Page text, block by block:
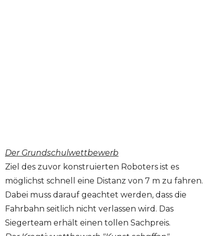
Der Grundschulwettbewerb
Ziel des zuvor konstruierten Roboters ist es
möglichst schnell eine Distanz von 7 m zu fahren.
Dabei muss darauf geachtet werden, dass die
Fahrbahn seitlich nicht verlassen wird. Das
Siegerteam erhält einen tollen Sachpreis.